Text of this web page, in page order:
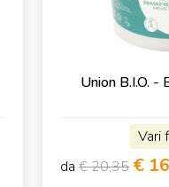
Union B.I.O. -
Vari
da€ 20,35 €